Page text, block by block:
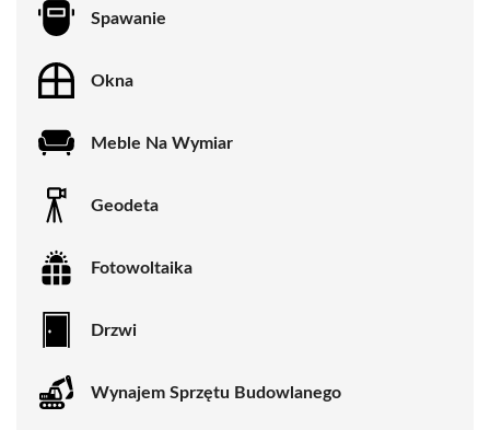
Spawanie
Okna
Meble Na Wymiar
Geodeta
Fotowoltaika
Drzwi
Wynajem Sprzętu Budowlanego